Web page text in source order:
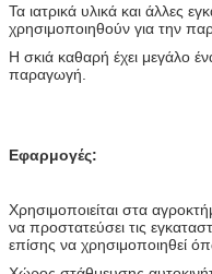
Τα ιατρικά υλικά και άλλες
χρησιμοποιηθούν για την
Η σκιά καθαρή έχει μεγάλο
παραγωγή.
Εφαρμογές:
Χρησιμοποιείται στα
να προστατεύσει τις
επίσης να χρησιμοποιηθεί